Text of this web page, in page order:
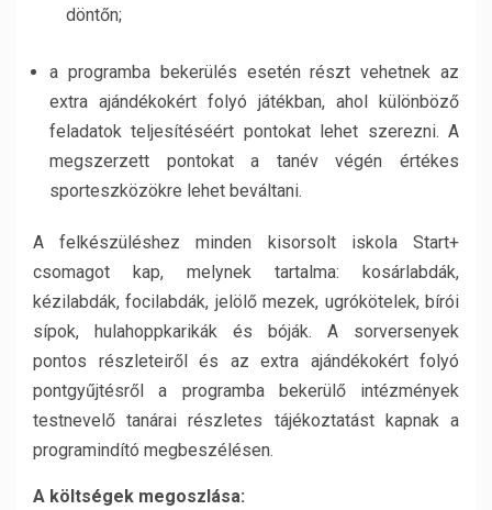
döntőn;
a programba bekerülés esetén részt vehetnek az
extra ajándékokért folyó játékban, ahol különböző
feladatok teljesítéséért pontokat lehet szerezni. A
megszerzett pontokat a tanév végén értékes
sporteszközökre lehet beváltani.
A felkészüléshez minden kisorsolt iskola Start+
csomagot kap, melynek tartalma: kosárlabdák,
kézilabdák, focilabdák, jelölő mezek, ugrókötelek, bírói
sípok, hulahoppkarikák és bóják. A sorversenyek
pontos részleteiről és az extra ajándékokért folyó
pontgyűjtésről a programba bekerülő intézmények
testnevelő tanárai részletes tájékoztatást kapnak a
programindító megbeszélésen.
A költségek megoszlása: